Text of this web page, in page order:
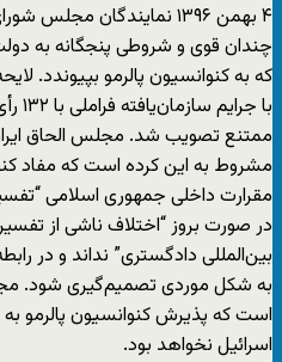
۴ بهمن ۱۳۹۶ نمایندگان
چندان قوی و شروطی پنجگانه به
که به کنوانسیون پالرمو بپیوندد.
ممتنع تصویب شد. مجلس الحاق ایران
مشروط به این کرده است که مفاد
مقرارت داخلی جمهوری اسلامی
در صورت بروز “اختلاف ناشی از
بین‌المللی دادگستری” نداند و در
به شکل موردی تصمیم‌گیری شود.
است که پذیرش کنوانسیون پالرمو
اسرائیل نخواهد بود.